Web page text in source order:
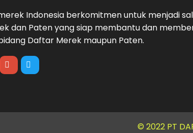
Indonesia berkomitmen untuk menjadi
dan Paten yang siap membantu dan
Daftar Merek maupun Paten.
© 2022 PT